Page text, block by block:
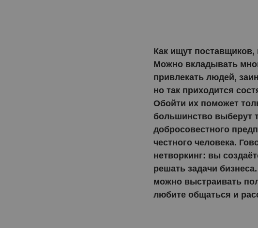
Как ищут поставщиков,
Можно вкладывать
привлекать людей,
но так приходится
Обойти их поможет
большинство выберут
добросовестного
честного человека.
нетворкинг: вы
решать задачи
можно выстраивать
любите общаться и